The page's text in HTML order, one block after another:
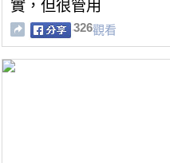
實，但很管用
326觀看